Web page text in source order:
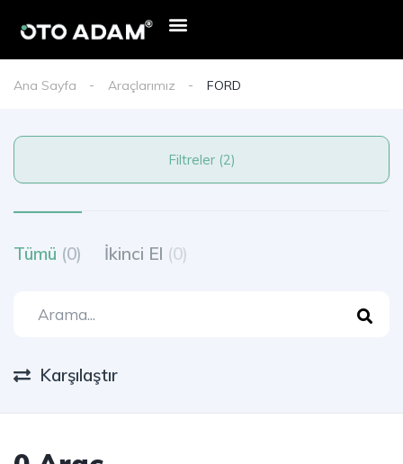
Ana Sayfa Araçlarımız FORD
Filtreler (2)
Tümü (0) İkinci El (0)
Karşılaştır